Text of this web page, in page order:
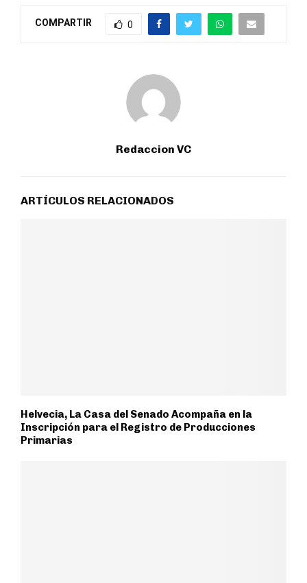
COMPARTIR 0
Redaccion VC
ARTÍCULOS RELACIONADOS
Helvecia, La Casa del Senado Acompaña en la
Inscripción para el Registro de Producciones
Primarias